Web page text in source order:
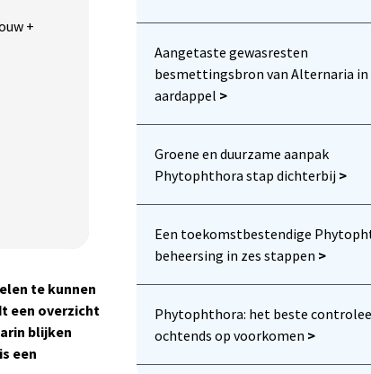
+
te kunnen
een overzicht
blijken
een
Aangetaste gewasresten
besmettingsbron van Alternaria in
aardappel >
Groene en duurzame aanpak
Phytophthora stap dichterbij >
Een toekomstbestendige
beheersing in zes stappen >
Phytophthora: het beste
ochtends op voorkomen >